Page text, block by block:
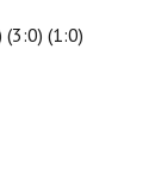
(1:0)